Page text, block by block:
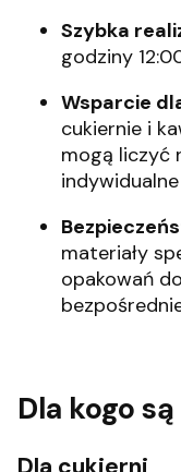
Szybka
godziny
Wsparcie
cukiernie i
mogą liczyć
materiały
opakowań
Dla kogo